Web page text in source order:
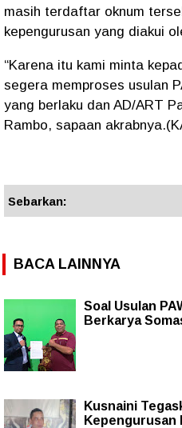
masih terdaftar oknum
kepengurusan yang diakui
“Karena itu kami minta
segera memproses usulan
yang berlaku dan AD/ART
Rambo, sapaan
Sebarkan:
BACA LAINNYA
Soal Usulan
Berkarya
Kusnaini
Kepengurusan